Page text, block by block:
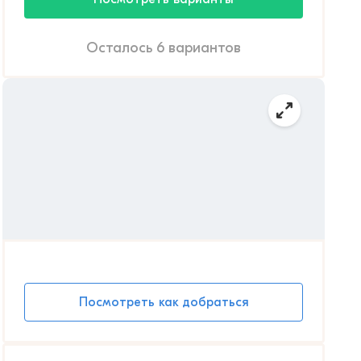
Осталось 6 вариантов
Посмотреть как добраться